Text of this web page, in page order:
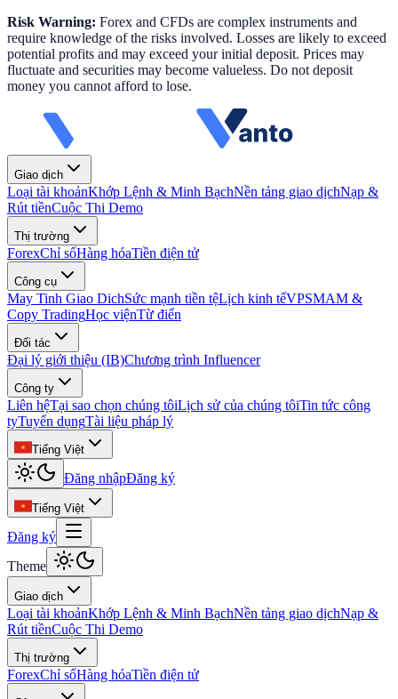
Risk Warning: Forex and CFDs are complex instruments and
require knowledge of the risks involved. Losses are likely to exceed
potential profits and may exceed your initial deposit. Prices may
fluctuate and securities may become valueless. Do not deposit
money you cannot afford to lose.
Giao dịch
Loại tài khoảnKhớp Lệnh & Minh BạchNền tảng giao dịchNạp &
Rút tiềnCuộc Thi Demo
Thị trường
ForexChỉ sốHàng hóaTiền điện tử
Công cụ
May Tinh Giao DichSức mạnh tiền tệLịch kinh tếVPSMAM &
Copy TradingHọc việnTừ điển
Đối tác
Đại lý giới thiệu (IB)Chương trình Influencer
Công ty
Liên hệTại sao chọn chúng tôiLịch sử của chúng tôiTin tức công
tyTuyển dụngTài liệu pháp lý
Tiếng Việt
Đăng nhậpĐăng ký
Tiếng Việt
Đăng ký
Theme
Giao dịch
Loại tài khoảnKhớp Lệnh & Minh BạchNền tảng giao dịchNạp &
Rút tiềnCuộc Thi Demo
Thị trường
ForexChỉ sốHàng hóaTiền điện tử